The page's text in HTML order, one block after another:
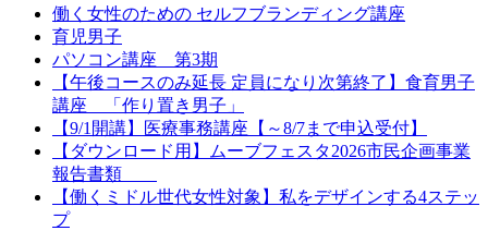
働く女性のための セルフブランディング講座
育児男子
パソコン講座 第3期
【午後コースのみ延長 定員になり次第終了】食育男子
講座 「作り置き男子」
【9/1開講】医療事務講座【～8/7まで申込受付】
【ダウンロード用】ムーブフェスタ2026市民企画事業
報告書類
【働くミドル世代女性対象】私をデザインする4ステッ
プ